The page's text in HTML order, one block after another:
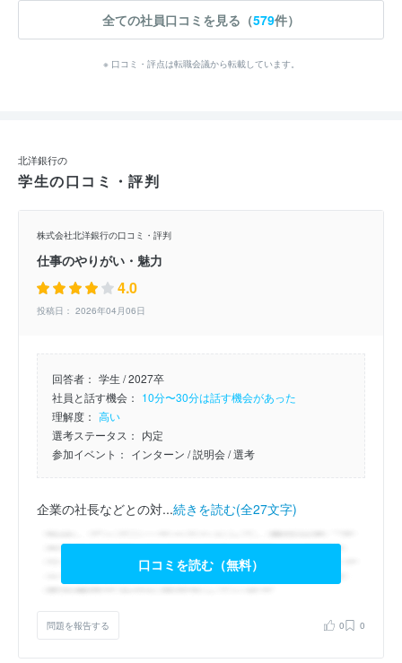
全ての社員口コミを見る（579件）
※ 口コミ・評点は転職会議から転載しています。
北洋銀行の
学生の口コミ・評判
株式会社北洋銀行の口コミ・評判
仕事のやりがい・魅力
4.0
投稿日： 2026年04月06日
回答者： 学生 / 2027卒
社員と話す機会： 10分〜30分は話す機会があった
理解度： 高い
選考ステータス： 内定
参加イベント： インターン / 説明会/ 選考
企業の社長などとの対...続きを読む(全27文字)
口コミを読む（無料）
問題を報告する 0 0